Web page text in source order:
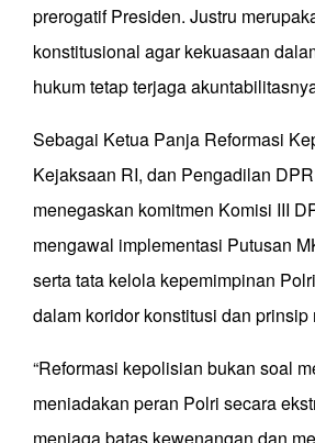
prerogatif Presiden. Justru
konstitusional agar kekuasaan
hukum tetap terjaga
Sebagai Ketua Panja Reformasi
Kejaksaan RI, dan Pengadilan
menegaskan komitmen Komisi III
mengawal implementasi Putusan
serta tata kelola kepemimpinan
dalam koridor konstitusi dan prinsip
“Reformasi kepolisian bukan soal
meniadakan peran Polri secara